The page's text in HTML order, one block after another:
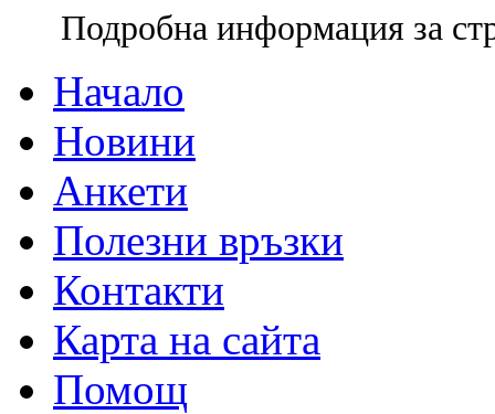
Подробна информация за
Начало
Новини
Анкети
Полезни връзки
Контакти
Карта на сайта
Помощ